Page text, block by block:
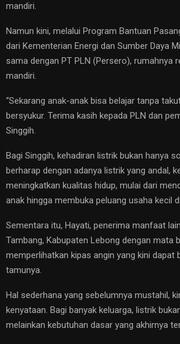
mandiri.
Namun kini, melalui Program Bantuan
dari Kementerian Energi dan Sumber Daya
sama dengan PT PLN (Persero), rumahnya
mandiri.
“Sekarang anak-anak bisa belajar tanpa
bersyukur. Terima kasih kepada PLN dan
Singgih.
Bagi Singgih, kehadiran listrik bukan hanya
berharap dengan adanya listrik yang andal,
meningkatkan kualitas hidup, mulai dari
anak hingga membuka peluang usaha kecil
Sementara itu, Hayati, penerima manfaat
Tambang, Kabupaten Lebong dengan mata
memperlihatkan kipas angin yang kini dapat
tamunya.
Hal sederhana yang sebelumnya mustahil,
kenyataan. Bagi banyak keluarga, listrik
melainkan kebutuhan dasar yang akhirnya